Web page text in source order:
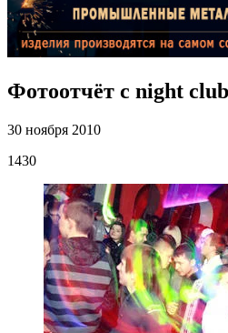
Фотоотчёт с night
30 ноября 2010
1430